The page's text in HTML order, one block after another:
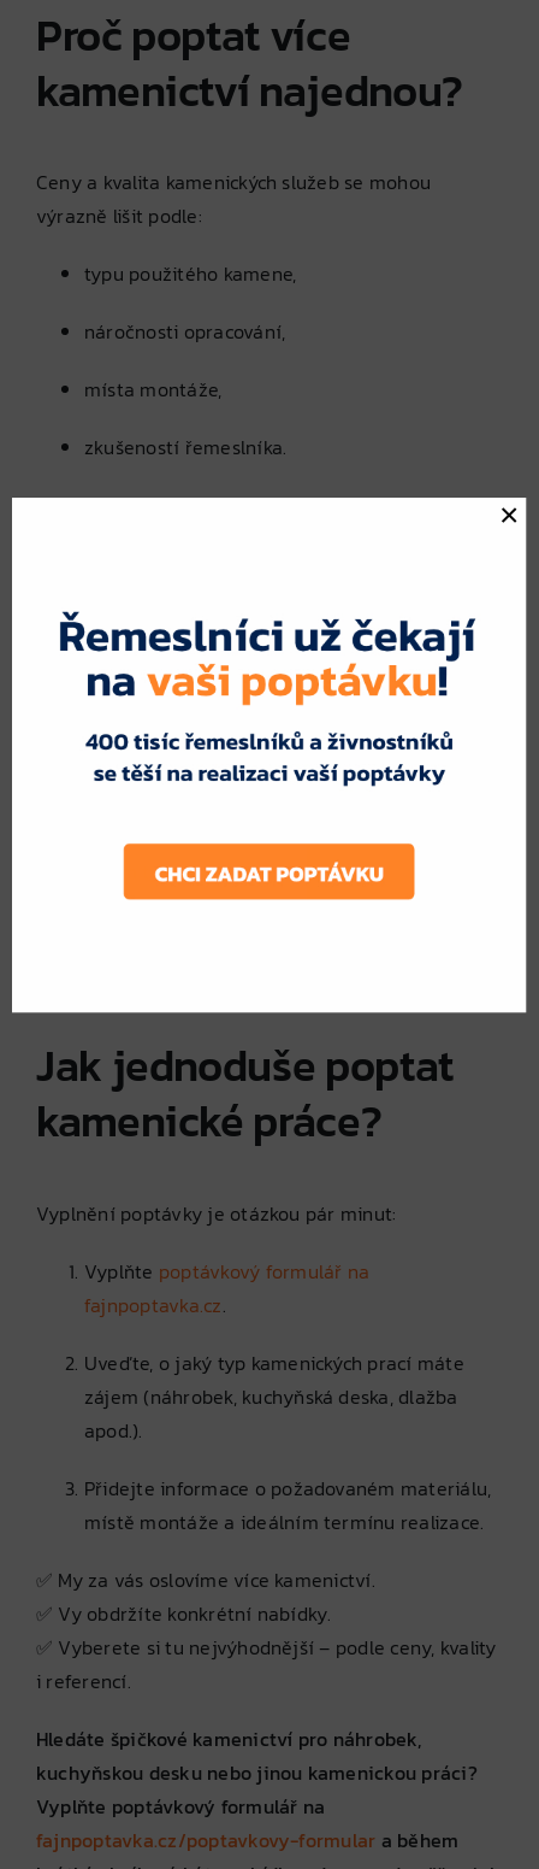
Proč poptat více
kamenictví najednou?
Ceny a kvalita kamenických služeb se mohou
výrazně lišit podle:
typu použitého kamene,
náročnosti opracování,
místa montáže,
zkušeností řemeslníka.
Výhody poptání více kamenictví:
Snadno porovnáte kvalitu nabízených
materiálů a práce.
Vyhnete se předraženým nabídkám a
nepoctivým firmám.
Najdete řemeslníka, který má zkušenosti s
vaším typem projektu.
Jak jednoduše poptat
kamenické práce?
Vyplnění poptávky je otázkou pár minut:
Vyplňte poptávkový formulář na
fajnpoptavka.cz.
Uveďte, o jaký typ kamenických prací máte
zájem (náhrobek, kuchyňská deska, dlažba
apod.).
Přidejte informace o požadovaném materiálu,
místě montáže a ideálním termínu realizace.
✅ My za vás oslovíme více kamenictví.
✅ Vy obdržíte konkrétní nabídky.
✅ Vyberete si tu nejvýhodnější – podle ceny, kvality
i referencí.
Hledáte špičkové kamenictví pro náhrobek,
kuchyňskou desku nebo jinou kamenickou práci?
Vyplňte poptávkový formulář na
fajnpoptavka.cz/poptavkovy-formular a během
×